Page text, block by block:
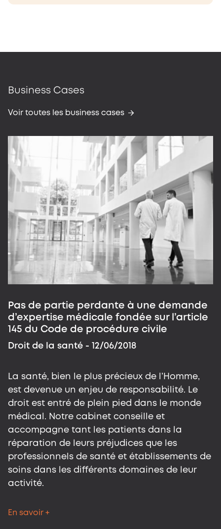
Business Cases
Voir toutes les business cases
Pas de partie perdante à une demande
d’expertise médicale fondée sur l’article
145 du Code de procédure civile
Droit de la santé - 12/06/2018
La santé, bien le plus précieux de l’Homme,
est devenue un enjeu de responsabilité. Le
droit est entré de plein pied dans le monde
médical. Notre cabinet conseille et
accompagne tant les patients dans la
réparation de leurs préjudices que les
professionnels de santé et établissements de
soins dans les différents domaines de leur
activité.
En savoir +